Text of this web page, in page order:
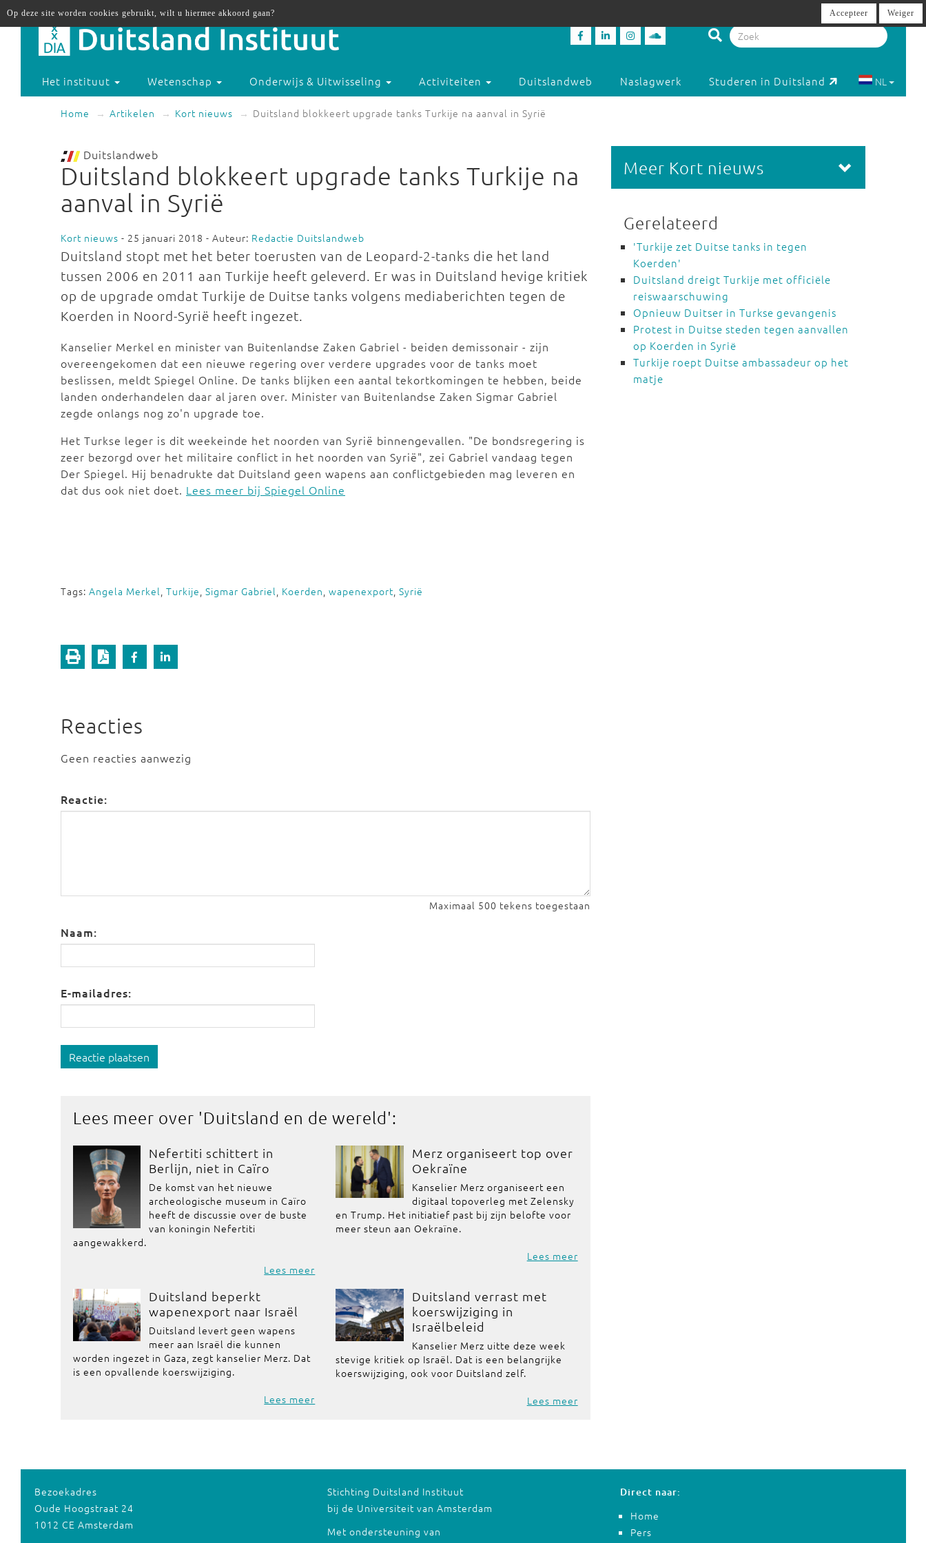
Het instituut Wetenschap Onderwijs & Uitwisseling Activiteiten Duitslandweb Naslagwerk Studeren in Duitsland NL
Home Artikelen Kort nieuws Duitsland blokkeert upgrade tanks Turkije na aanval in Syrië
Duitslandweb
Duitsland blokkeert upgrade tanks Turkije na
aanval in Syrië
Kort nieuws - 25 januari 2018 - Auteur: Redactie Duitslandweb
Duitsland stopt met het beter toerusten van de Leopard-2-tanks die het land
tussen 2006 en 2011 aan Turkije heeft geleverd. Er was in Duitsland hevige kritiek
op de upgrade omdat Turkije de Duitse tanks volgens mediaberichten tegen de
Koerden in Noord-Syrië heeft ingezet.
Kanselier Merkel en minister van Buitenlandse Zaken Gabriel - beiden demissonair - zijn
overeengekomen dat een nieuwe regering over verdere upgrades voor de tanks moet
beslissen, meldt Spiegel Online. De tanks blijken een aantal tekortkomingen te hebben, beide
landen onderhandelen daar al jaren over. Minister van Buitenlandse Zaken Sigmar Gabriel
zegde onlangs nog zo'n upgrade toe.
Het Turkse leger is dit weekeinde het noorden van Syrië binnengevallen. "De bondsregering is
zeer bezorgd over het militaire conflict in het noorden van Syrië", zei Gabriel vandaag tegen
Der Spiegel. Hij benadrukte dat Duitsland geen wapens aan conflictgebieden mag leveren en
dat dus ook niet doet. Lees meer bij Spiegel Online
Tags: Angela Merkel, Turkije, Sigmar Gabriel, Koerden, wapenexport, Syrië
Reacties
Geen reacties aanwezig
Reactie:
Maximaal 500 tekens toegestaan
Naam:
E-mailadres:
Reactie plaatsen
Lees meer over 'Duitsland en de wereld':
Nefertiti schittert in
Berlijn, niet in Caïro
De komst van het nieuwe
archeologische museum in Caïro
heeft de discussie over de buste
van koningin Nefertiti
aangewakkerd.
Lees meer
Merz organiseert top over
Oekraïne
Kanselier Merz organiseert een
digitaal topoverleg met Zelensky
en Trump. Het initiatief past bij zijn belofte voor
meer steun aan Oekraïne.
Lees meer
Duitsland beperkt
wapenexport naar Israël
Duitsland levert geen wapens
meer aan Israël die kunnen
worden ingezet in Gaza, zegt kanselier Merz. Dat
is een opvallende koerswijziging.
Lees meer
Duitsland verrast met
koerswijziging in
Israëlbeleid
Kanselier Merz uitte deze week
stevige kritiek op Israël. Dat is een belangrijke
koerswijziging, ook voor Duitsland zelf.
Lees meer
Meer Kort nieuws
Gerelateerd
'Turkije zet Duitse tanks in tegen
Koerden'
Duitsland dreigt Turkije met officiële
reiswaarschuwing
Opnieuw Duitser in Turkse gevangenis
Protest in Duitse steden tegen aanvallen
op Koerden in Syrië
Turkije roept Duitse ambassadeur op het
matje
Bezoekadres
Oude Hoogstraat 24
1012 CE Amsterdam
Stichting Duitsland Instituut
bij de Universiteit van Amsterdam
Met ondersteuning van
Direct naar:
Home
Pers
Op deze site worden cookies gebruikt, wilt u hiermee akkoord gaan? Accepteer Weiger